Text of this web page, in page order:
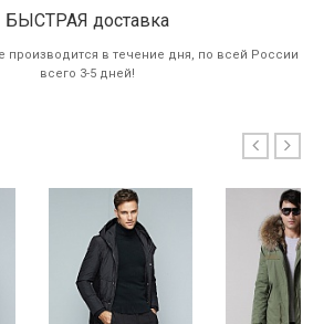
БЫСТРАЯ доставка
производится в течение дня, по всей России
всего 3-5 дней!